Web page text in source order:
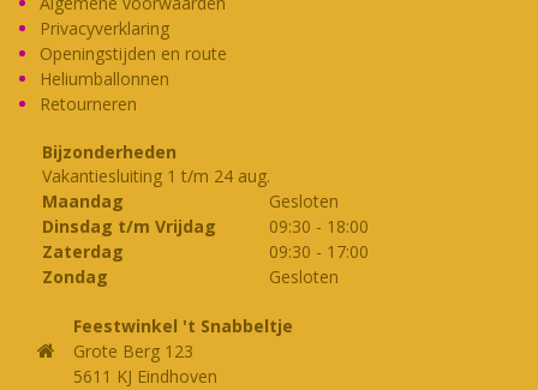
Privacyverklaring
Openingstijden en route
Heliumballonnen
Retourneren
Bijzonderheden
Vakantiesluiting 1 t/m 24 aug.
Maandag
Gesloten
Dinsdag t/m Vrijdag
09:30 - 18:00
Zaterdag
09:30 - 17:00
Zondag
Gesloten
Feestwinkel 't Snabbeltje
Grote Berg 123
5611 KJ Eindhoven